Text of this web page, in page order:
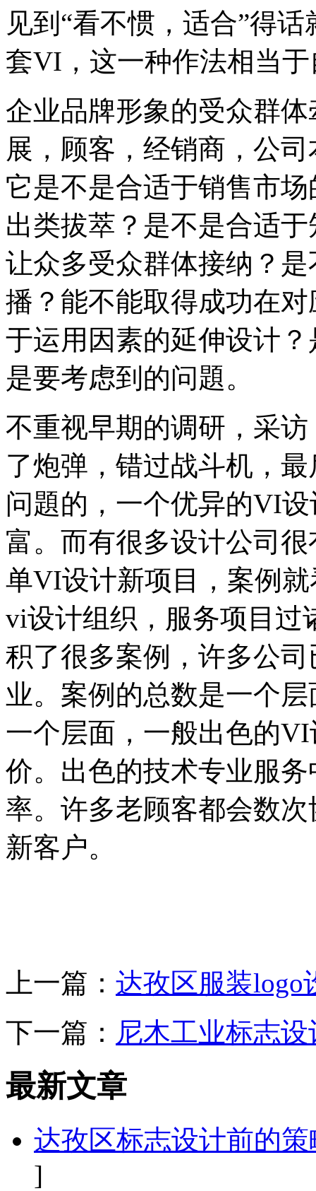
见到“看不惯，适合”得
套VI，这一种作法相当
企业品牌形象的受众群
展，顾客，经销商，公
它是不是合适于销售市
出类拔萃？是不是合适
让众多受众群体接纳？
播？能不能取得成功在
于运用因素的延伸设计
是要考虑到的问題。
不重视早期的调研，采
了炮弹，错过战斗机，
问題的，一个优异的VI
富。而有很多设计公司
单VI设计新项目，案例
vi设计组织，服务项目过
积了很多案例，许多公
业。案例的总数是一个
一个层面，一般出色的
价。出色的技术专业服
率。许多老顾客都会数
新客户。
上一篇： 达孜区服装logo
下一篇： 尼木工业标志
最新文章
达孜区标志设计前的
]